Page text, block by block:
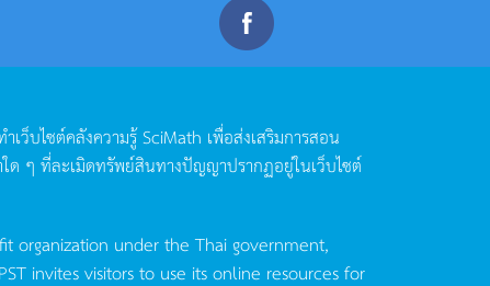
เว็บไซต์คลังความรู้SciMath เพื่อส่งเสริมการสอน
ด ๆ ที่ละเมิดทรัพย์สินทางปัญญาปรากฏอยู่ในเว็บไซต์
organization under the Thai government,
invites visitors to use its online resources for